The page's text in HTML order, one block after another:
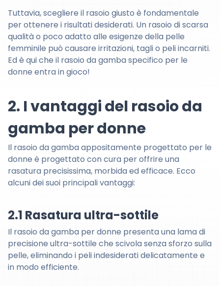
Tuttavia, scegliere il rasoio giusto è fondamentale
per ottenere i risultati desiderati. Un rasoio di scarsa
qualità o poco adatto alle esigenze della pelle
femminile può causare irritazioni, tagli o peli incarniti.
Ed è qui che il rasoio da gamba specifico per le
donne entra in gioco!
2. I vantaggi del rasoio da
gamba per donne
Il rasoio da gamba appositamente progettato per le
donne è progettato con cura per offrire una
rasatura precisissima, morbida ed efficace. Ecco
alcuni dei suoi principali vantaggi:
2.1 Rasatura ultra-sottile
Il rasoio da gamba per donne presenta una lama di
precisione ultra-sottile che scivola senza sforzo sulla
pelle, eliminando i peli indesiderati delicatamente e
in modo efficiente.